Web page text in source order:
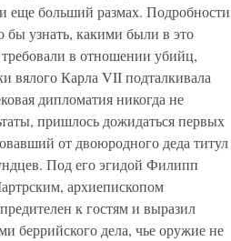
еще больший размах. Подробности
бы узнать, какими были в это
в отношении убийц,
вялого Карла VII подталкивала
дипломатия никогда не
пришлось дожидаться первых
от двоюродного деда титул
Под его эгидой Филипп
архиепископом
к гостям и выразил
беррийского дела, чье оружие не